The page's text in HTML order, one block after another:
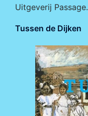
Uitgeverij Passage.
Tussen de Dijken